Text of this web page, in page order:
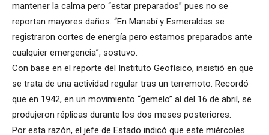
mantener la calma pero “estar preparados” pues no se
reportan mayores daños. “En Manabí y Esmeraldas se
registraron cortes de energía pero estamos preparados ante
cualquier emergencia”, sostuvo.
Con base en el reporte del Instituto Geofísico, insistió en que
se trata de una actividad regular tras un terremoto. Recordó
que en 1942, en un movimiento “gemelo” al del 16 de abril, se
produjeron réplicas durante los dos meses posteriores.
Por esta razón, el jefe de Estado indicó que este miércoles